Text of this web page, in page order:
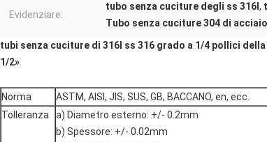
Evidenziare:
tubo senza cuciture degli ss 316l ,
Tubo senza cuciture 304 di
tubi senza cuciture di 316l ss 316 grado a 1/4 pollici
1/2»
Norma
ASTM, AISI, JIS, SUS, GB, BACCANO, en, ecc.
Tolleranza
a) Diametro esterno: +/- 0.2mm
b) Spessore: +/- 0.02mm